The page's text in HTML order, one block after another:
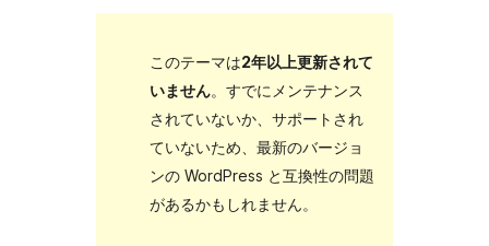
このテーマは2年以上更新されて
いません。すでにメンテナンス
されていないか、サポートされ
ていないため、最新のバージョ
ンの WordPress と互換性の問題
があるかもしれません。